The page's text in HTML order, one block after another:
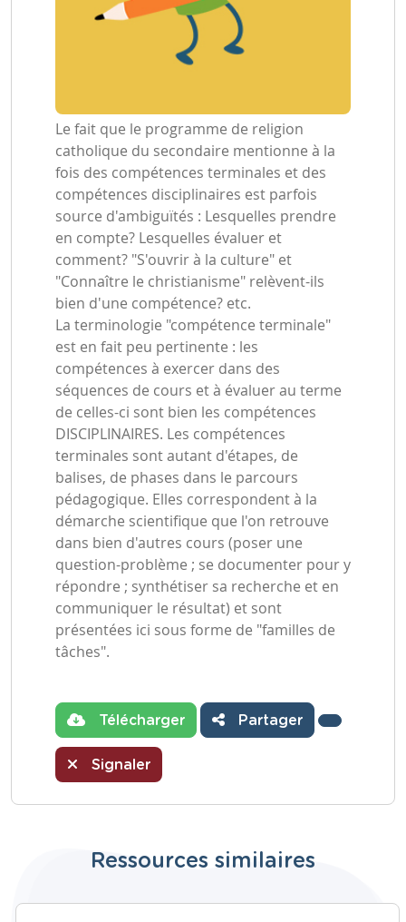
Le fait que le programme de religion
catholique du secondaire mentionne à la
fois des compétences terminales et des
compétences disciplinaires est parfois
source d'ambiguïtés : Lesquelles prendre
en compte? Lesquelles évaluer et
comment? "S'ouvrir à la culture" et
"Connaître le christianisme" relèvent-ils
bien d'une compétence? etc.
La terminologie "compétence terminale"
est en fait peu pertinente : les
compétences à exercer dans des
séquences de cours et à évaluer au terme
de celles-ci sont bien les compétences
DISCIPLINAIRES. Les compétences
terminales sont autant d'étapes, de
balises, de phases dans le parcours
pédagogique. Elles correspondent à la
démarche scientifique que l'on retrouve
dans bien d'autres cours (poser une
question-problème ; se documenter pour y
répondre ; synthétiser sa recherche et en
communiquer le résultat) et sont
présentées ici sous forme de "familles de
tâches".
Télécharger Partager
Signaler
Ressources similaires